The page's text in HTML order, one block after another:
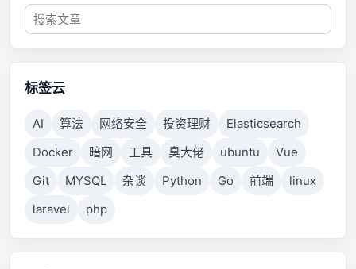
标签云
AI 算法 网络安全 投资理财
Elasticsearch
Docker
暗网 工具 臭大佬 ubuntu
Vue
Git
MYSQL 杂谈 Python Go 前端
linux
laravel
php